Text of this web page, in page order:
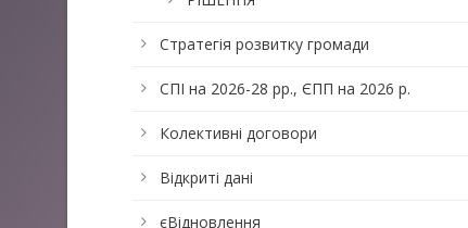
Стратегія розвитку громади
СПІ на 2026-28 рр., ЄПП на 2026 р.
Колективні договори
Відкриті дані
єВідновлення